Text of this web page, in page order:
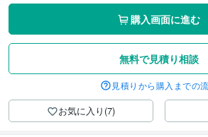
購入画面に進む
無料で見積り相談
見積りから購入までの
お気に入り(7)